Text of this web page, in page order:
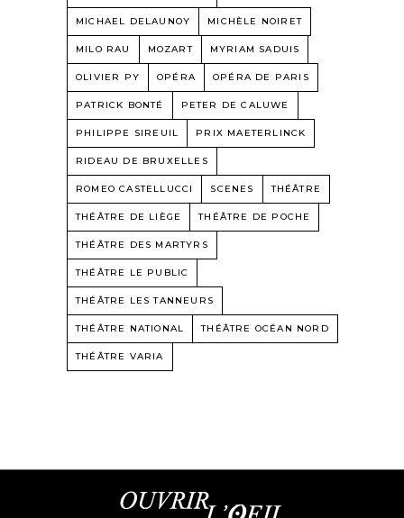
MICHAEL DELAUNOY MICHÈLE NOIRET
MILO RAU MOZART MYRIAM SADUIS
OLIVIER PY OPÉRA OPÉRA DE PARIS
PATRICK BONTÉ PETER DE CALUWE
PHILIPPE SIREUIL PRIX MAETERLINCK
RIDEAU DE BRUXELLES
ROMEO CASTELLUCCI SCENES THÉÂTRE
THÉÂTRE DE LIÈGE THÉÂTRE DE POCHE
THÉÂTRE DES MARTYRS
THÉÂTRE LE PUBLIC
THÉÂTRE LES TANNEURS
THÉÂTRE NATIONAL THÉÂTRE OCÉAN NORD
THÉÂTRE VARIA